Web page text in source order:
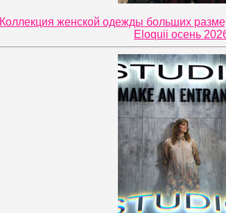
Коллекция женской одежды больших
Eloquii осень